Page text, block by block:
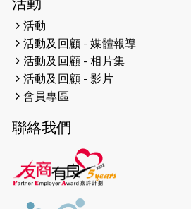
2026-04-16
猛龍長跑隊恆常
（19:00開始）
2026-04-12
2026-04-11
2026-04-10 太古家＋賞系列
2026-04-09
活動
活動及回顧 - 媒體報導
活動及回顧 - 相片集
活動及回顧 - 影片
會員專區
聯絡我們